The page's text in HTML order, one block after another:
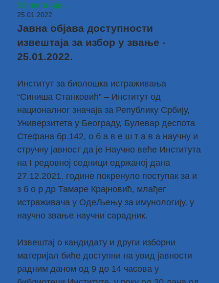
Опширније...
25.01.2022
Јавна објава доступности
извештаја за избор у звање -
25.01.2022.
Институт за биолошка истраживања
“Синиша Станковић” – Институт од
националног значаја за Републику Србију,
Универзитета у Београду, Булевар деспота
Стефана бр.142, о б а в е ш т а в а научну и
стручну јавност да је Научно веће Института
на I редовној седници одржаној дана
27.12.2021. године покренуло поступак за и
з б о р др Тамаре Крајновић, млађег
истраживача у ОдеЉењу за имунологију, у
научно звање научни сарадник.
Извештај о кандидату и други изборни
материјал биће доступни на увид јавности
радним даном од 9 до 14 часова у